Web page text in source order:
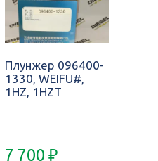
Плунжер 096400-
1330, WEIFU#,
1HZ, 1HZT
7 700₽